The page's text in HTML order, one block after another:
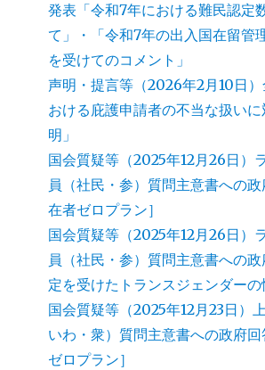
発表「令和7年における難民認定
て」・「令和7年の出入国在留管
を受けてのコメント」
声明・提言等（2026年2月10日
おける庇護申請者の不当な扱い
明」
国会質疑等（2025年12月26日）
員（社民・参）質問主意書への
在者ゼロプラン］
国会質疑等（2025年12月26日）
員（社民・参）質問主意書への
定を受けたトランスジェンダーの
国会質疑等（2025年12月23日）
いわ・衆）質問主意書への政府
ゼロプラン］